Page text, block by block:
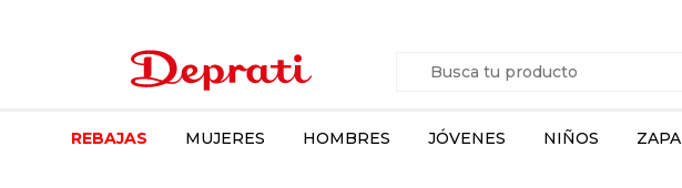
REBAJAS MUJERES HOMBRES JÓVENES NIÑOS